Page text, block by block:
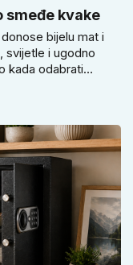
smeđe kvake
bijelu mat i
svijetle i ugodno
kada odabrati
prema stilu